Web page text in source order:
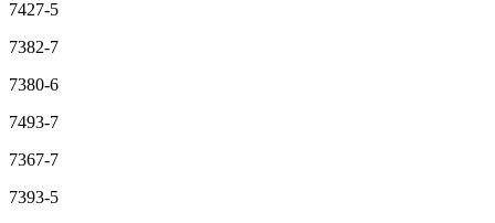
7427-5
7382-7
7380-6
7493-7
7367-7
7393-5